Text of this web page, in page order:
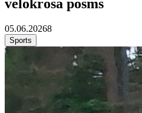
velokrosa posms
05.06.20268
Sports